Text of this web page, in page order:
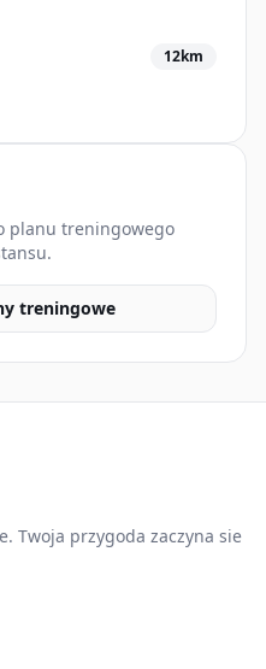
12km
planu treningowego
treningowe
Twoja przygoda zaczyna sie